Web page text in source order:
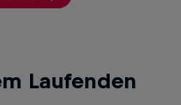
Laufenden